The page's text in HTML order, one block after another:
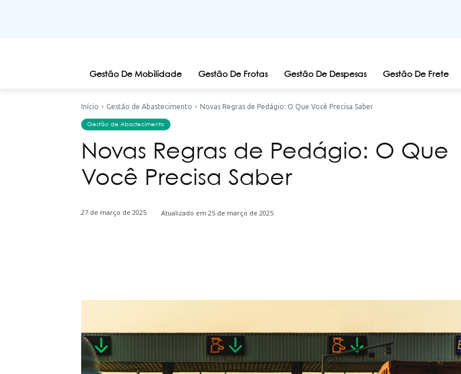
Gestão De Mobilidade Gestão De Frotas Gestão De Despesas Gestão De Frete
Início Gestão de Abastecimento Novas Regras de Pedágio: O Que Você Precisa Saber
Gestão de Abastecimento
Novas Regras de Pedágio: O Que
Você Precisa Saber
27 de março de 2025 Atualizado em 25 de março de 2025